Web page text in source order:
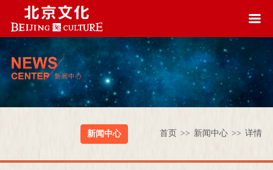
新闻中心 首页 >> 新闻中心 >> 详情